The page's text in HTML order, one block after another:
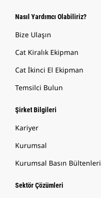
Nasıl Yardımcı Olabiliriz?
Bize Ulaşın
Cat Kiralık Ekipman
Cat İkinci El Ekipman
Temsilci Bulun
Şirket Bilgileri
Kariyer
Kurumsal
Kurumsal Basın Bültenleri
Sektör Çözümleri